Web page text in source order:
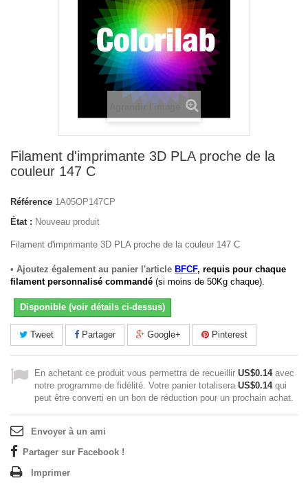
Agrandir l'image
Filament d'imprimante 3D PLA proche de la
couleur 147 C
Référence 1A05OP147CP
État : Nouveau produit
Filament d'imprimante 3D PLA proche de la couleur 147 C
• Ajoutez également au panier l'article BFCF, requis pour chaque
filament personnalisé commandé (si moins de 50Kg chaque).
Disponible (voir détails ci-dessus)
Tweet Partager Google+ Pinterest
En achetant ce produit vous permettra de recueillir US$0.14avec
notre programme de fidélité. Votre panier totalisera US$0.14qui
peut être converti en un bon de réduction pour un prochain achat.
Envoyer à un ami
Partager sur Facebook !
Imprimer